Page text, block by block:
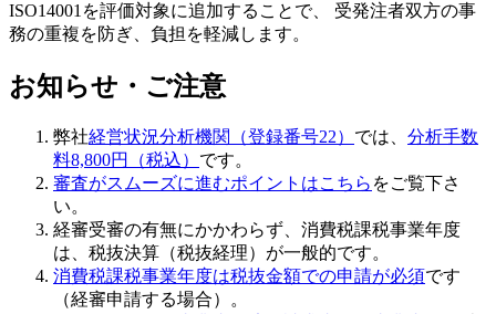
ISO14001を評価対象に追加することで、 受発注者双方の事
務の重複を防ぎ、負担を軽減します。
お知らせ・ご注意
弊社経営状況分析機関（登録番号22） では、 分析手数
料8,800円（税込） です。
審査がスムーズに進むポイントはこちら をご覧下さ
い。
経審受審の有無にかかわらず、 消費税課税事業年度
は、税抜決算（税抜経理）が一般的です。
消費税課税事業年度は税抜金額での申請が必須です
（経審申請する場合）。